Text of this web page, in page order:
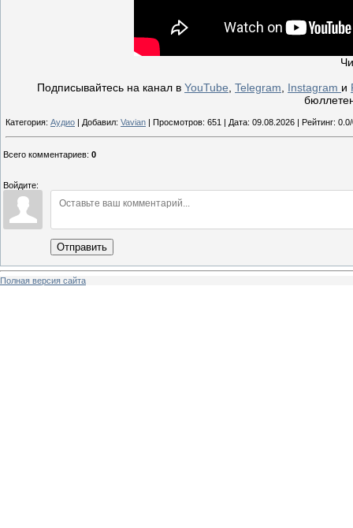
Подписывайтесь на канал в YouTube Telegram Instagram и
Категория: Аудио | Добавил: Vavian | Просмотров: 651 | Дата: 09.08.2026 | Рейтинг:
Всего комментариев: 0
Войдите:
Отправить
Полная версия сайта